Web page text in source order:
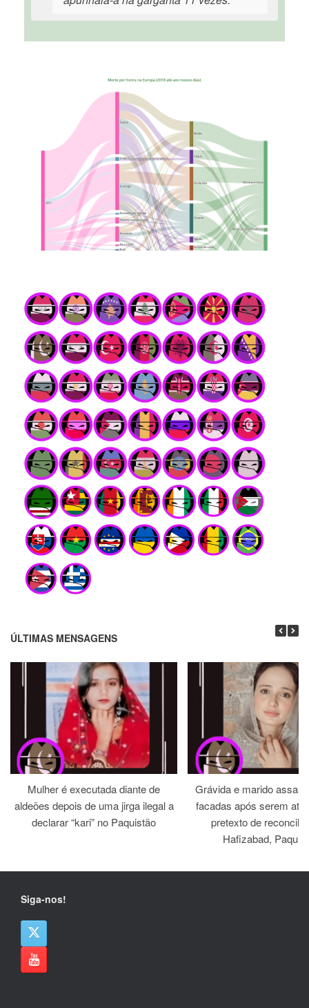
ÚLTIMAS MENSAGENS
Mulher é executada diante de
aldeões depois de uma jirga ilegal a
declarar “kari” no Paquistão
Grávida e marido
facadas após serem
pretexto de
Hafizabad,
Siga-nos!